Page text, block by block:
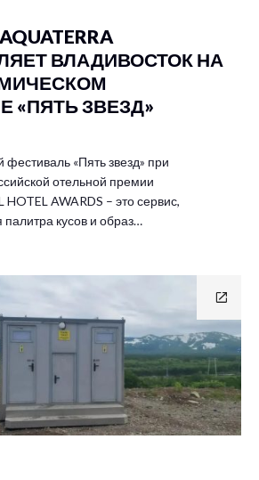
ВЛАДИВОСТОК НА
«ПЯТЬ ЗВЕЗД»
фестиваль «Пять звезд» при
отельной премии
HOTEL AWARDS – это сервис,
палитра кусов и образ…